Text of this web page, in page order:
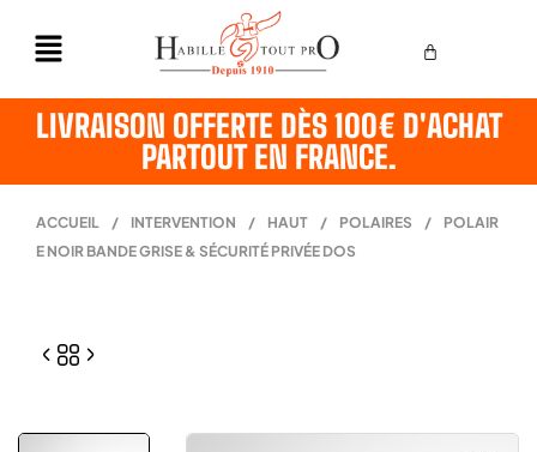
LIVRAISON OFFERTE DÈS 100€ D'ACHAT
PARTOUT EN FRANCE.
ACCUEIL / INTERVENTION / HAUT / POLAIRES /
POLAIR
E NOIR BANDE GRISE & SÉCURITÉ PRIVÉE DOS